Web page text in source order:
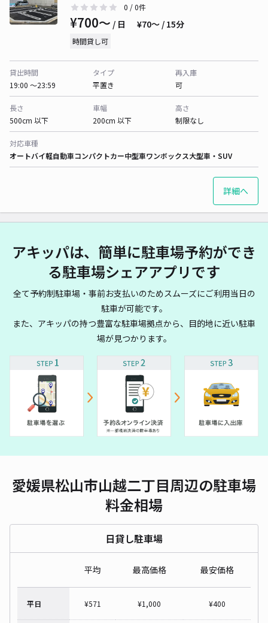
0 / 0件
¥700〜 / 日 ¥70〜 / 15分
時間貸し可
貸出時間
19:00 〜23:59
タイプ
平置き
再入庫
可
長さ
500cm 以下
車幅
200cm 以下
高さ
制限なし
対応車種
オートバイ軽自動車コンパクトカー中型車ワンボックス大型車・SUV
詳細へ
アキッパは、簡単に駐車場予約ができ
る駐車場シェアアプリです
全て予約制駐車場・事前お支払いのためスムーズにご利用当日の
駐車が可能です。
また、アキッパの持つ豊富な駐車場拠点から、目的地に近い駐車
場が見つかります。
愛媛県松山市山越二丁目周辺の駐車場
料金相場
日貸し駐車場
平均 最高価格 最安価格
平日 ¥571 ¥1,000 ¥400